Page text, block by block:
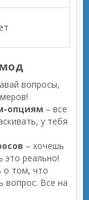
вопросы,
опциям – все
у тебя
– хочешь
это реально!
о том, что
вопрос. Все на